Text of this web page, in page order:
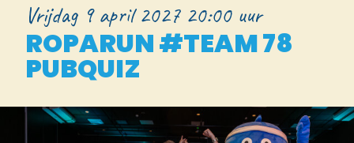
Vrijdag 9 april 2027 20:00 uur
ROPARUN #TEAM 78
PUBQUIZ